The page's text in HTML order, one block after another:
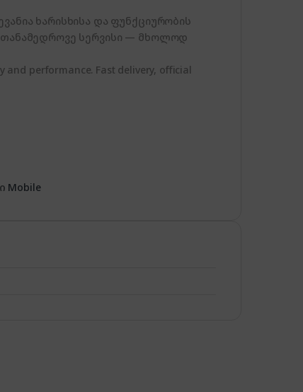
ხარისხისა და ფუნქციურობის
სერვისი — მხოლოდ
performance. Fast delivery, official
Mobile